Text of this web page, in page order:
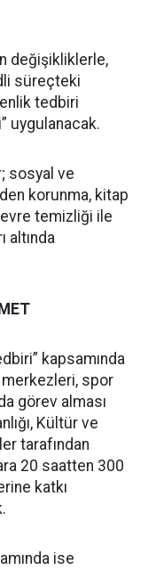
değişikliklerle,
süreçteki
tedbiri
uygulanacak.
sosyal ve
korunma, kitap
temizliği ile
altında
kapsamında
spor
görev alması
Kültür ve
tarafından
20 saatten 300
katkı
ise